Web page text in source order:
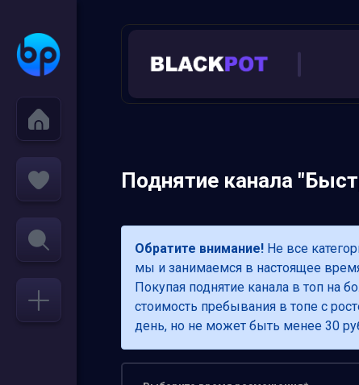
Поднятие канала
Обратите внимание!Не все
мы и занимаемся в настоящее
Покупая поднятие канала в топ на
стоимость пребывания в топе с
день, но не может быть менее 30